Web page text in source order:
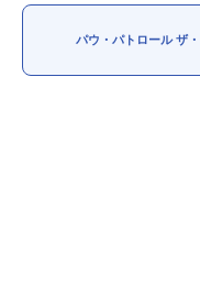
パウ・パトロール ザ